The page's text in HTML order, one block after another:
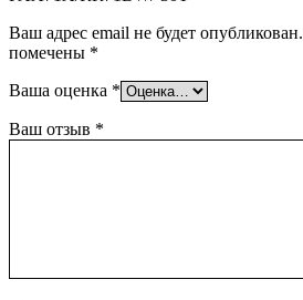
Ваш адрес email не будет опубликован.
помечены *
Ваша оценка *
Ваш отзыв *